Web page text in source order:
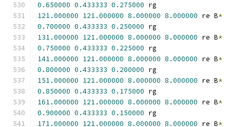
0.650000 0.433333 0.275000 rg
121.000000 121.000000 8.000000 8.000000 re B*
0.700000 0.433333 0.250000 rg
131.000000 121.000000 8.000000 8.000000 re B*
0.750000 0.433333 0.225000 rg
141.000000 121.000000 8.000000 8.000000 re B*
0.800000 0.433333 0.200000 rg
151.000000 121.000000 8.000000 8.000000 re B*
0.850000 0.433333 0.175000 rg
161.000000 121.000000 8.000000 8.000000 re B*
0.900000 0.433333 0.150000 rg
171.000000 121.000000 8.000000 8.000000 re B*